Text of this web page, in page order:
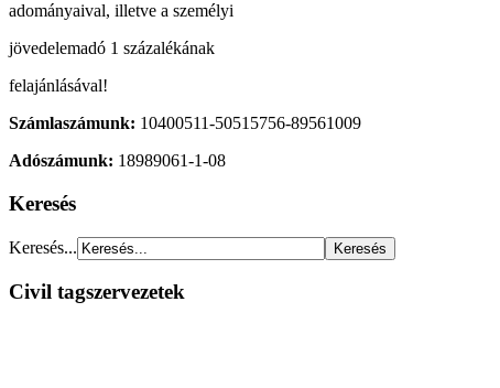
adományaival, illetve a személyi
jövedelemadó 1 százalékának
felajánlásával!
Számlaszámunk: 10400511-50515756-89561009
Adószámunk: 18989061-1-08
Keresés
Keresés...
Civil tagszervezetek